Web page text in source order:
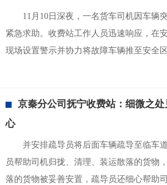
11月10日深夜，一名货车司机因车辆
紧急求助。收费站工作人员迅速响应，在
现场设置警示并协力将故障车辆推至安全区
京秦分公司抚宁收费站：细微之
心
并安排疏导员将后面车辆疏导至临车
员帮助司机归拢、清理、装运散落的货物
落的货物被妥善安置，疏导员还细心帮助